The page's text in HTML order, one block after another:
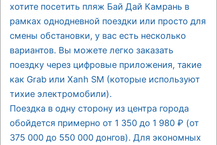
хотите посетить пляж Бай Дай Камрань в
рамках однодневной поездки или просто для
смены обстановки, у вас есть несколько
вариантов. Вы можете легко заказать
поездку через цифровые приложения, такие
как Grab или Xanh SM (которые используют
тихие электромобили).
Поездка в одну сторону из центра города
обойдется примерно от 1 350 до 1 980 ₽ (от
375 000 до 550 000 донгов). Для экономных